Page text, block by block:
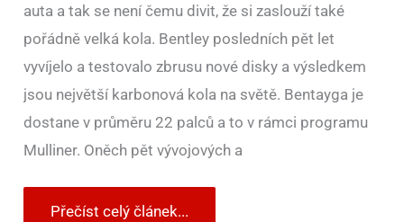
auta a tak se není čemu divit, že si zaslouží také
pořádně velká kola. Bentley posledních pět let
vyvíjelo a testovalo zbrusu nové disky a výsledkem
jsou největší karbonová kola na světě. Bentayga je
dostane v průměru 22 palců a to v rámci programu
Mulliner. Oněch pět vývojových a
Přečíst celý článek...